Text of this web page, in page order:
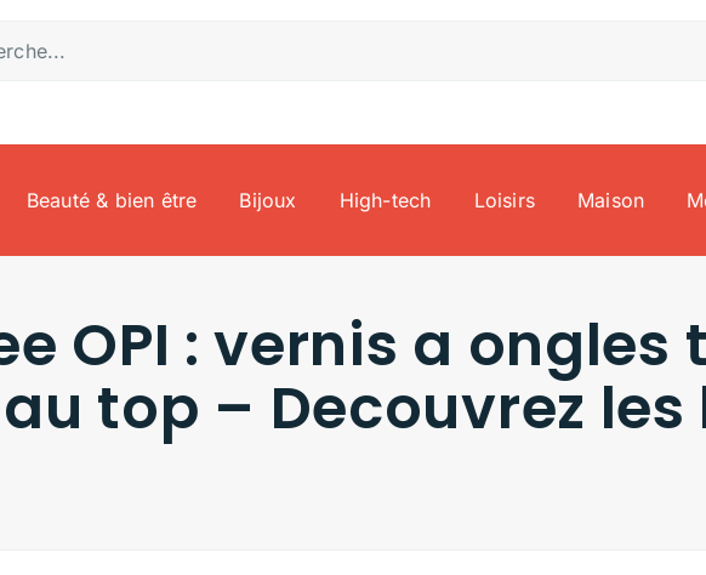
Beauté & bien être Bijoux High-tech Loisirs Maison
OPI : vernis a
top – Decouvrez